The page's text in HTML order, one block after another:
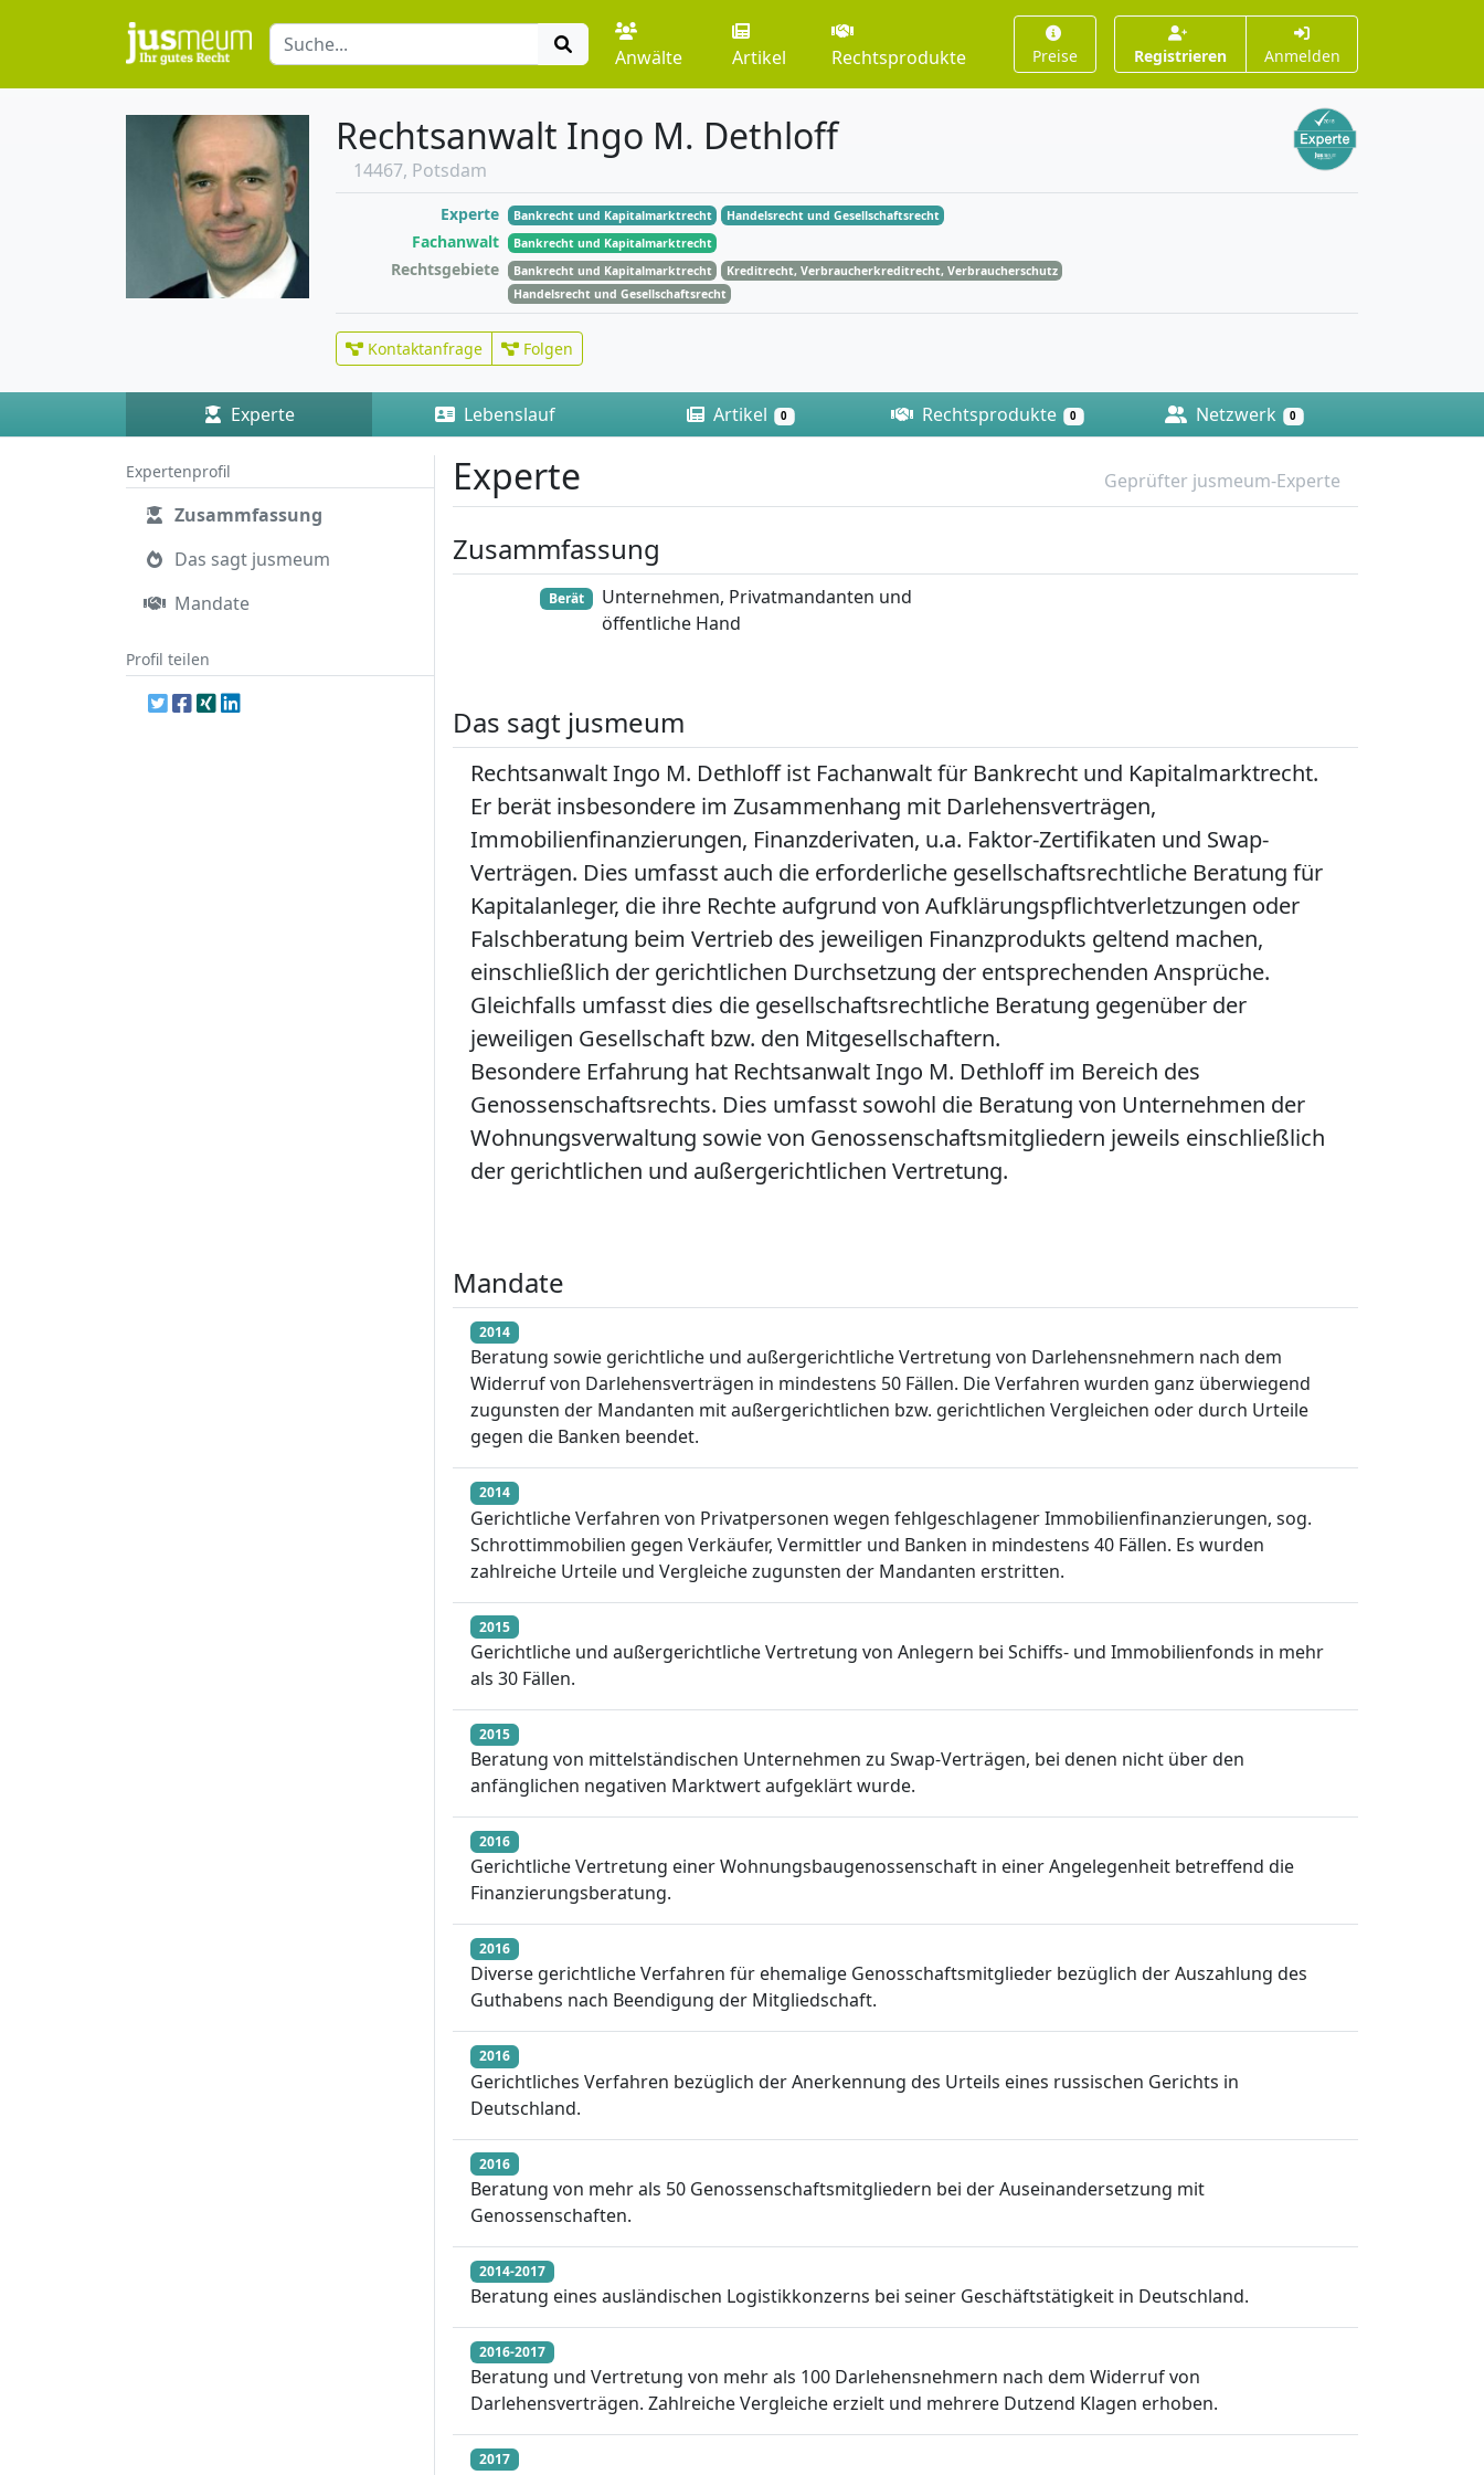
Anwälte Artikel Rechtsprodukte Preise Registrieren Anmelden
Rechtsanwalt Ingo M. Dethloff
14467, Potsdam
Experte Bankrecht und Kapitalmarktrecht Handelsrecht und Gesellschaftsrecht
Fachanwalt Bankrecht und Kapitalmarktrecht
Rechtsgebiete Bankrecht und Kapitalmarktrecht
Kreditrecht, Verbraucherkreditrecht, Verbraucherschutz
Handelsrecht und Gesellschaftsrecht
Kontaktanfrage Folgen
Experte Lebenslauf Artikel 0 Rechtsprodukte 0 Netzwerk 0
Expertenprofil
Zusammfassung
Das sagt jusmeum
Mandate
Profil teilen
Experte Geprüfter jusmeum-Experte
Zusammfassung
Berät
Unternehmen, Privatmandanten und
öffentliche Hand
Das sagt jusmeum
Rechtsanwalt Ingo M. Dethloff ist Fachanwalt für Bankrecht und Kapitalmarktrecht.
Er berät insbesondere im Zusammenhang mit Darlehensverträgen,
Immobilienfinanzierungen, Finanzderivaten, u.a. Faktor-Zertifikaten und Swap-
Verträgen. Dies umfasst auch die erforderliche gesellschaftsrechtliche Beratung für
Kapitalanleger, die ihre Rechte aufgrund von Aufklärungspflichtverletzungen oder
Falschberatung beim Vertrieb des jeweiligen Finanzprodukts geltend machen,
einschließlich der gerichtlichen Durchsetzung der entsprechenden Ansprüche.
Gleichfalls umfasst dies die gesellschaftsrechtliche Beratung gegenüber der
jeweiligen Gesellschaft bzw. den Mitgesellschaftern.
Besondere Erfahrung hat Rechtsanwalt Ingo M. Dethloff im Bereich des
Genossenschaftsrechts. Dies umfasst sowohl die Beratung von Unternehmen der
Wohnungsverwaltung sowie von Genossenschaftsmitgliedern jeweils einschließlich
der gerichtlichen und außergerichtlichen Vertretung.
Mandate
2014
Beratung sowie gerichtliche und außergerichtliche Vertretung von Darlehensnehmern nach dem
Widerruf von Darlehensverträgen in mindestens 50 Fällen. Die Verfahren wurden ganz überwiegend
zugunsten der Mandanten mit außergerichtlichen bzw. gerichtlichen Vergleichen oder durch Urteile
gegen die Banken beendet.
2014
Gerichtliche Verfahren von Privatpersonen wegen fehlgeschlagener Immobilienfinanzierungen, sog.
Schrottimmobilien gegen Verkäufer, Vermittler und Banken in mindestens 40 Fällen. Es wurden
zahlreiche Urteile und Vergleiche zugunsten der Mandanten erstritten.
2015
Gerichtliche und außergerichtliche Vertretung von Anlegern bei Schiffs- und Immobilienfonds in mehr
als 30 Fällen.
2015
Beratung von mittelständischen Unternehmen zu Swap-Verträgen, bei denen nicht über den
anfänglichen negativen Marktwert aufgeklärt wurde.
2016
Gerichtliche Vertretung einer Wohnungsbaugenossenschaft in einer Angelegenheit betreffend die
Finanzierungsberatung.
2016
Diverse gerichtliche Verfahren für ehemalige Genosschaftsmitglieder bezüglich der Auszahlung des
Guthabens nach Beendigung der Mitgliedschaft.
2016
Gerichtliches Verfahren bezüglich der Anerkennung des Urteils eines russischen Gerichts in
Deutschland.
2016
Beratung von mehr als 50 Genossenschaftsmitgliedern bei der Auseinandersetzung mit
Genossenschaften.
2014-2017
Beratung eines ausländischen Logistikkonzerns bei seiner Geschäftstätigkeit in Deutschland.
2016-2017
Beratung und Vertretung von mehr als 100 Darlehensnehmern nach dem Widerruf von
Darlehensverträgen. Zahlreiche Vergleiche erzielt und mehrere Dutzend Klagen erhoben.
2017